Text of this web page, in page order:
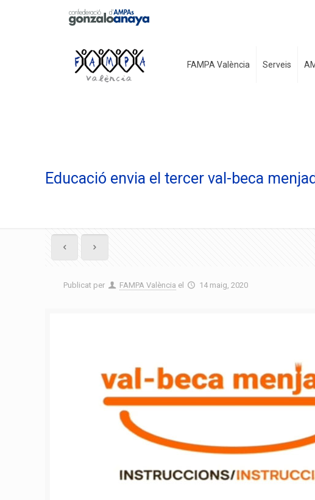
FAMPA València Serveis
Educació envia el tercer val-beca
Publicat per FAMPA València el 14 maig, 2020